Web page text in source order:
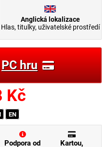
Anglická lokalizace
Hlas, titulky, uživatelské prostředí
PC hru
Kč
EN
Podpora od
Kartou,